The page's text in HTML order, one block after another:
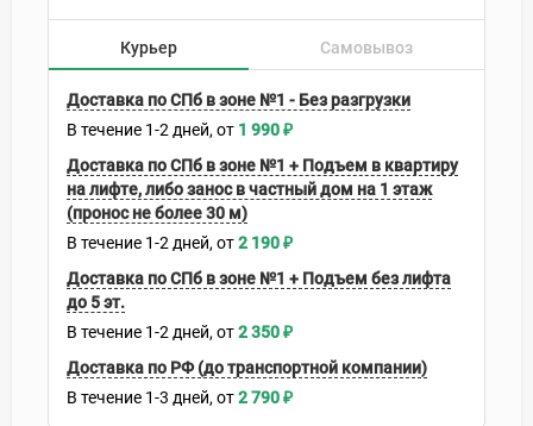
Курьер Самовывоз
Доставка по СПб в зоне №1 - Без разгрузки
В течение 1-2 дней 1 990₽
Доставка по СПб в зоне №1 + Подъем в квартиру
на лифте, либо занос в частный дом на 1 этаж
(пронос не более 30 м)
В течение 1-2 дней 2 190₽
Доставка по СПб в зоне №1 + Подъем без лифта
до 5 эт.
В течение 1-2 дней 2 350₽
Доставка по РФ (до транспортной компании)
В течение 1-3 дней 2 790₽